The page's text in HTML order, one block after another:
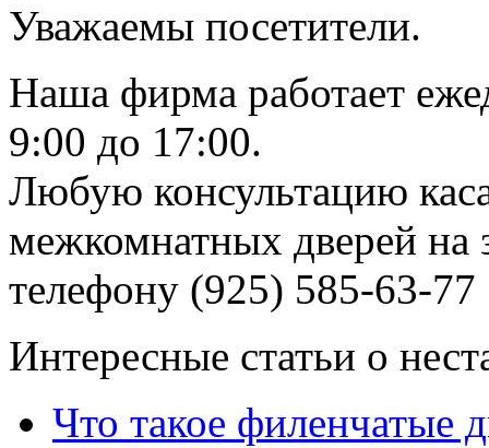
Уважаемы посетители.
Наша фирма работает
9:00 до 17:00.
Любую консультацию
межкомнатных дверей на
телефону (925) 585-63-77
Интересные статьи о
Что такое филенчатые